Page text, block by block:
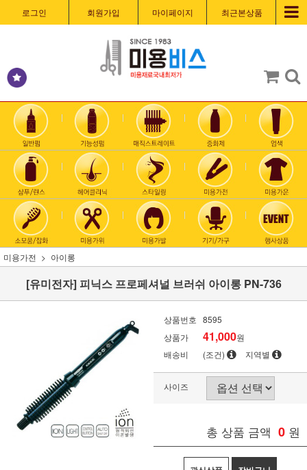
로그인 회원가입 마이페이지 최근본상품
미용가전 아이롱
[유미전자] 피닉스 프로페셔널 브러쉬 아이롱 PN-736
상품번호 8595
상품가
41,000원
배송비
(조건) 지역별
사이즈
총 상품 금액 0 원